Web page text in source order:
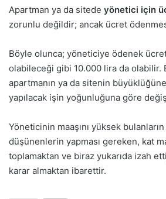
Apartman ya da sitede yönetici için
zorunlu değildir; ancak ücret
Böyle olunca; yöneticiye ödenek
olabileceği gibi 10.000 lira da olabilir.
apartmanın ya da sitenin
yapılacak işin yoğunluğuna göre
Yöneticinin maaşını yüksek
düşünenlerin yapması gereken, kat
toplamaktan ve biraz yukarıda izah
karar almaktan ibarettir.